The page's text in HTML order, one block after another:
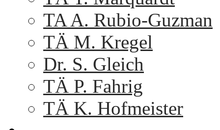
TA A. Rubio-Guzman
TÄ M. Kregel
Dr. S. Gleich
TÄ P. Fahrig
TÄ K. Hofmeister